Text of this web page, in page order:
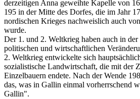
derzeitigen Anna geweihte Kapelle von
195 in der Mitte des Dorfes, die im Jahr
nordischen Krieges nachweislich auch
wurde.
Der 1. und 2. Weltkrieg haben auch in
politischen und wirtschaftlichen
2. Weltkrieg entwickelte sich
sozialistische Landwirtschaft, die mit der
Einzelbauern endete. Nach der Wende
das, was in Gallin einmal vorherrschend
Gallin".